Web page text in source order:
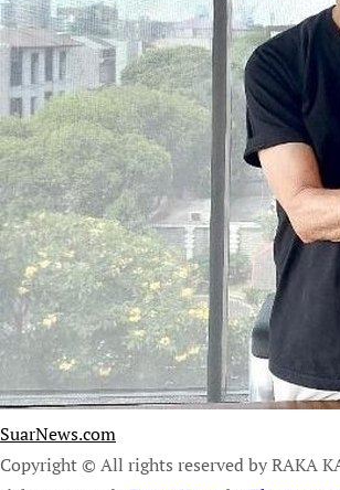
SuarNews.com
Copyright © All rights reserved by RAKA